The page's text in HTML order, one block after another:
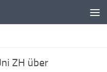
ZH über